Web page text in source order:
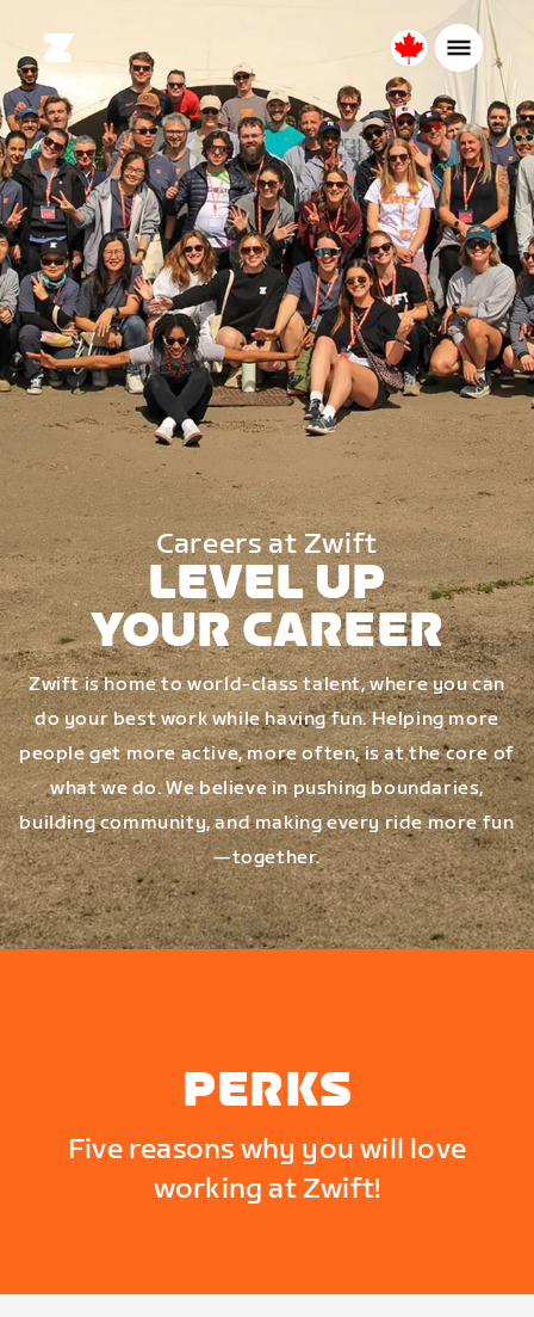
Canada
Français
Careers at Zwift
LEVEL UP
YOUR CAREER
Zwift is home to world-class talent, where you can
do your best work while having fun. Helping more
people get more active, more often, is at the core of
what we do. We believe in pushing boundaries,
building community, and making every ride more fun
—together.
PERKS
Five reasons why you will love
working at Zwift!